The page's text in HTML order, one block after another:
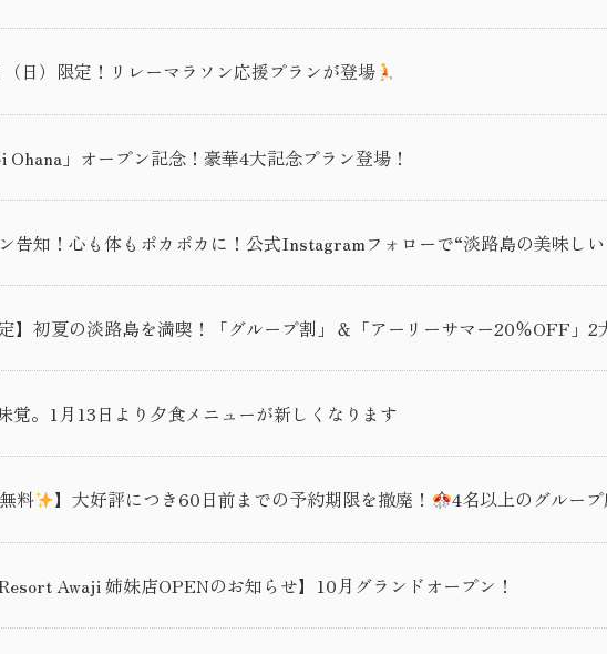
日）限定！リレーマラソン応援プランが登場
」オープン記念！豪華4大記念プラン登場！
告知！心も体もポカポカに！公式Instagramフォローで“淡路島の美味し
定】初夏の淡路島を満喫！「グループ割」＆「アーリーサマー20％OFF」2
覚。1月13日より夕食メニューが新しくなります
料 】大好評につき60日前までの予約期限を撤廃！ 4名以上のグルー
Awaji 姉妹店OPENのお知らせ】10月グランドオープン！